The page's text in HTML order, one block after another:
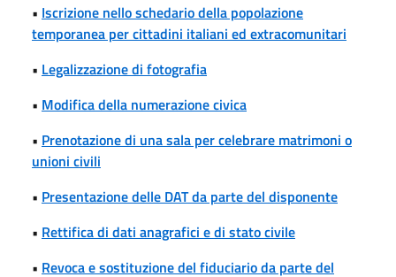
• Iscrizione nello schedario della popolazione
temporanea per cittadini italiani ed extracomunitari
• Legalizzazione di fotografia
• Modifica della numerazione civica
• Prenotazione di una sala per celebrare matrimoni o
unioni civili
• Presentazione delle DAT da parte del disponente
• Rettifica di dati anagrafici e di stato civile
• Revoca e sostituzione del fiduciario da parte del